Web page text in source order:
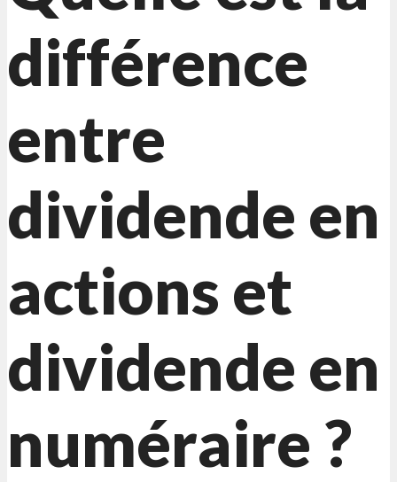
différence
entre
dividende en
actions et
dividende en
numéraire ?